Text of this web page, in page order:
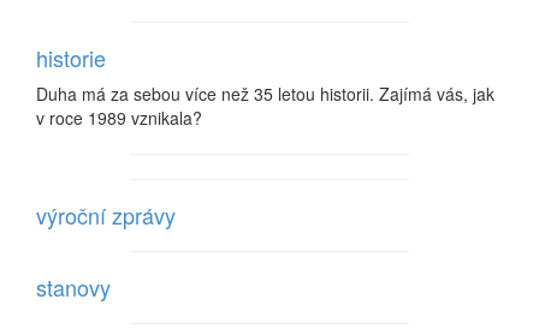
historie
Duha má za sebou více než 35 letou historii. Zajímá vás, jak
v roce 1989 vznikala?
výroční zprávy
stanovy